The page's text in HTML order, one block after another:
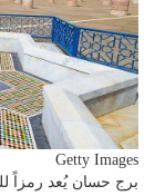
Getty Images
برج حسان يُعد رمزاً